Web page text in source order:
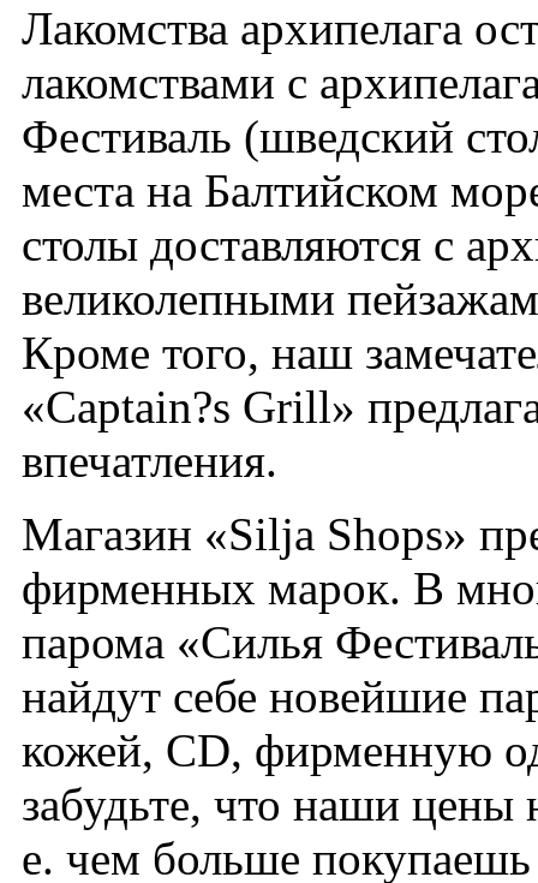
Лакомства архипелага
лакомствами с
Фестиваль (шведский
места на Балтийском
столы доставляются с
великолепными
Кроме того, наш
«Captain?s Grill»
впечатления.
Магазин «Silja Shops»
фирменных марок. В
парома «Силья
найдут себе новейшие
кожей, CD, фирменную
забудьте, что наши
е. чем больше